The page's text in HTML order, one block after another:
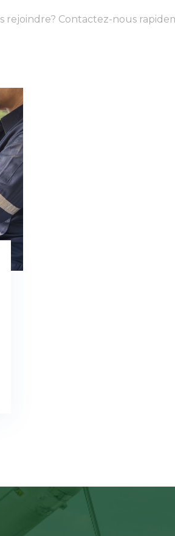
rejoindre? Contactez-nous